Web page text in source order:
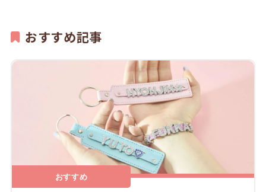
おすすめ記事
おすすめ